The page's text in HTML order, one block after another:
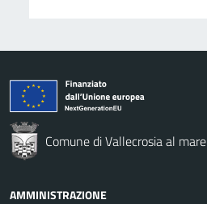
Comune di Vallecrosia al mare
AMMINISTRAZIONE